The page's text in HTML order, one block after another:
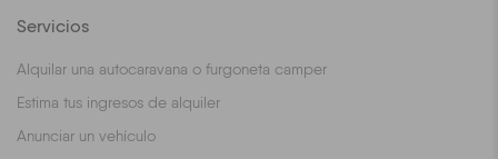
Servicios
Alquilar una autocaravana o furgoneta camper
Estima tus ingresos de alquiler
Anunciar un vehículo